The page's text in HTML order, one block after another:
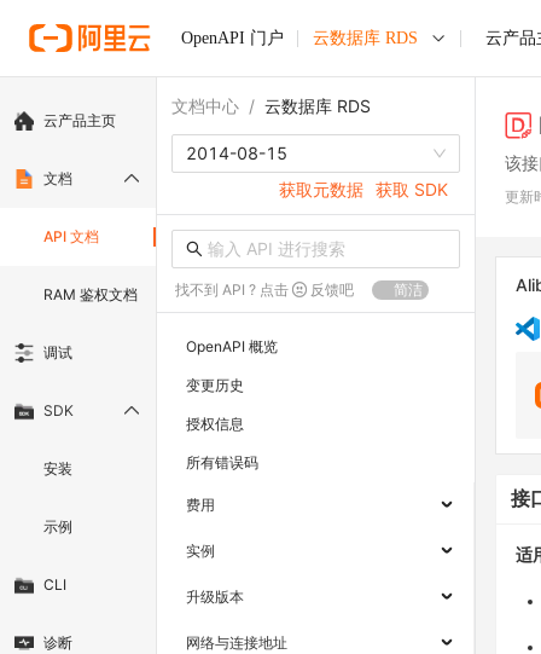
OpenAPI 门户 云数据库 RDS 云产品
云产品主页
文档
API 文档
RAM 鉴权文档
调试
SDK
安装
示例
CLI
诊断
文档中心 / 云数据库 RDS
2014-08-15
获取元数据 获取 SDK
找不到 API ? 点击 反馈吧 简洁
OpenAPI 概览
变更历史
授权信息
所有错误码
费用
实例
升级版本
网络与连接地址
该
更新
接
适